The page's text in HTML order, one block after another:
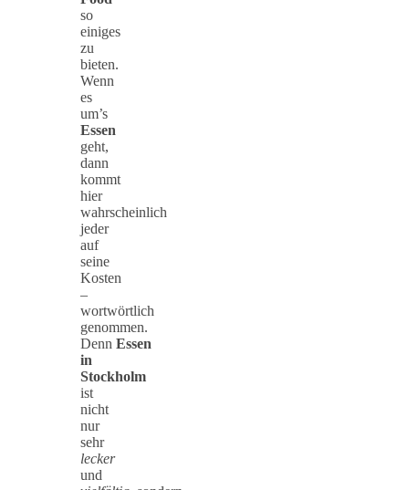
so
einiges
zu
bieten.
Wenn
es
um’s
Essen
geht,
dann
kommt
hier
wahrscheinlich
jeder
auf
seine
Kosten
–
wortwörtlich
genommen.
Denn Essen
in
Stockholm
ist
nicht
nur
sehr
lecker
und